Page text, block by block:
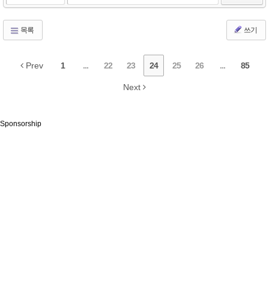
목록 쓰기
Prev 1 ... 22 23 24 25 26 ... 85
Next
Sponsorship